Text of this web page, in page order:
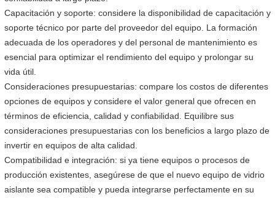
Capacitación y soporte: considere la disponibilidad de capacitación y
soporte técnico por parte del proveedor del equipo. La formación
adecuada de los operadores y del personal de mantenimiento es
esencial para optimizar el rendimiento del equipo y prolongar su
vida útil.
Consideraciones presupuestarias: compare los costos de diferentes
opciones de equipos y considere el valor general que ofrecen en
términos de eficiencia, calidad y confiabilidad. Equilibre sus
consideraciones presupuestarias con los beneficios a largo plazo de
invertir en equipos de alta calidad.
Compatibilidad e integración: si ya tiene equipos o procesos de
producción existentes, asegúrese de que el nuevo equipo de vidrio
aislante sea compatible y pueda integrarse perfectamente en su